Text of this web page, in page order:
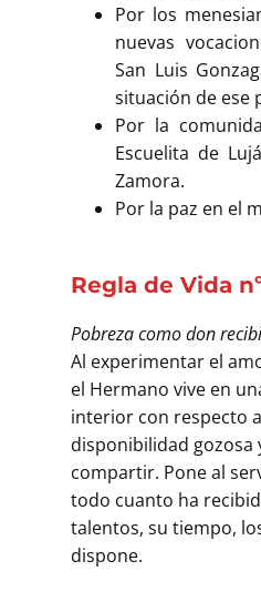
Por los
nuevas
San Luis
situación de ese
Por la
Escuelita de
Zamora.
Por la paz en el
Regla de Vida
Pobreza como don
Al experimentar el
el Hermano vive en
interior con respecto
disponibilidad gozosa
compartir. Pone al
todo cuanto ha
talentos, su tiempo,
dispone.